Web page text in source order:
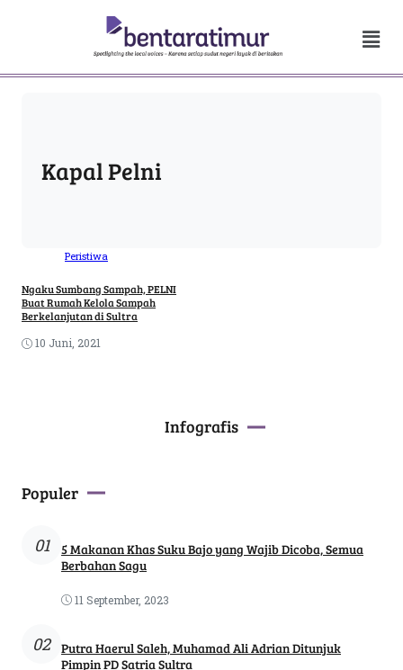
Kapal Pelni
Peristiwa
Ngaku Sumbang Sampah, PELNI
Buat Rumah Kelola Sampah
Berkelanjutan di Sultra
10 Juni, 2021
Infografis
Populer
01
5 Makanan Khas Suku Bajo yang Wajib Dicoba, Semua
Berbahan Sagu
11 September, 2023
02
Putra Haerul Saleh, Muhamad Ali Adrian Ditunjuk
Pimpin PD Satria Sultra